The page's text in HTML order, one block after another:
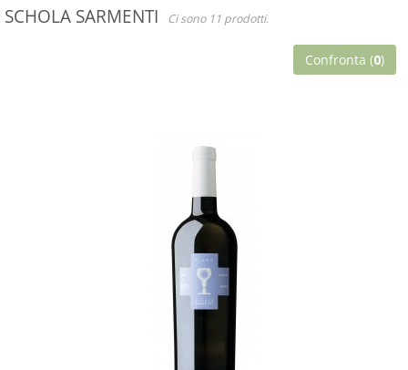
SCHOLA SARMENTI Ci sono 11 prodotti.
Confronta (0)